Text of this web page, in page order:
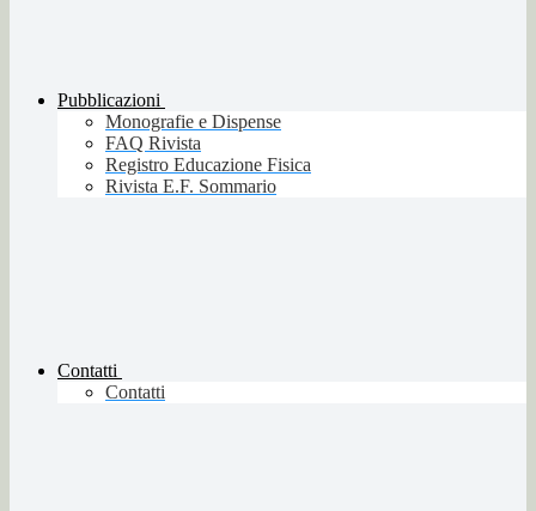
Pubblicazioni
Monografie e Dispense
FAQ Rivista
Registro Educazione Fisica
Rivista E.F. Sommario
Contatti
Contatti